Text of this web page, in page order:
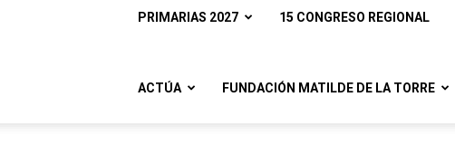
PRIMARIAS 2027 15 CONGRESO REGIONAL
ACTÚA FUNDACIÓN MATILDE DE LA TORRE